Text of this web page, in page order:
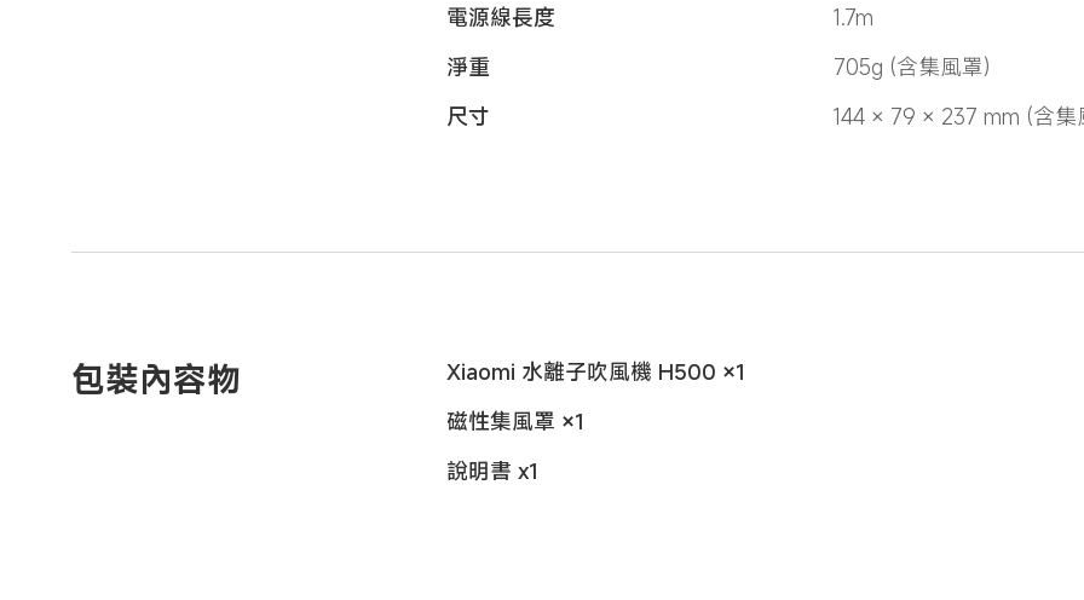
電源線長度
1.7m
淨重
705g (含集風罩)
尺寸
144 × 79 × 237 mm (含集
包裝內容物
Xiaomi 水離子吹風機 H500 ×1
磁性集風罩 ×1
說明書 x1